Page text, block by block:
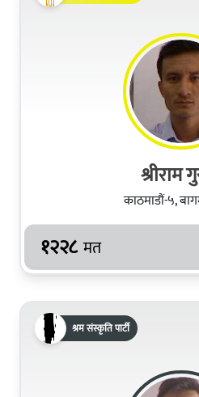
श्रीराम
काठमाडौं-५,
१२२८ मत
श्रम संस्कृति पार्टी